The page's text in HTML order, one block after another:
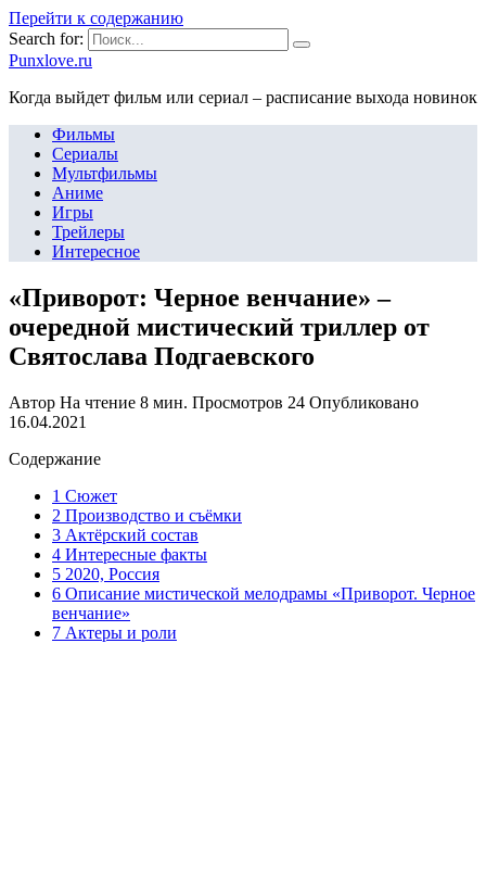
Перейти к содержанию
Search for:
Punxlove.ru
Когда выйдет фильм или сериал – расписание выхода новинок
Фильмы
Сериалы
Мультфильмы
Аниме
Игры
Трейлеры
Интересное
«Приворот: Черное венчание» –
очередной мистический триллер от
Святослава Подгаевского
Автор На чтение 8 мин. Просмотров 24 Опубликовано
16.04.2021
Содержание
1 Сюжет
2 Производство и съёмки
3 Актёрский состав
4 Интересные факты
5 2020, Россия
6 Описание мистической мелодрамы «Приворот. Черное
венчание»
7 Актеры и роли